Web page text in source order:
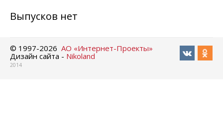
Выпусков нет
© 1997-2026 АО «Интернет-Проекты»
Дизайн сайта - Nikoland
2014